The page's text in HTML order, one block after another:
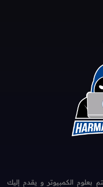
الكمبيوتر و يقدم إليك